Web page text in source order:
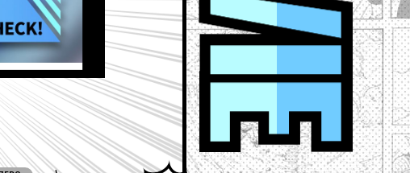
【7月20日（月）】「
EVENT
Weekly Dragonball News